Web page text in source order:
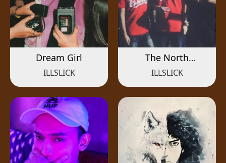
Dream Girl
ILLSLICK
The North
Remembers
ILLSLICK